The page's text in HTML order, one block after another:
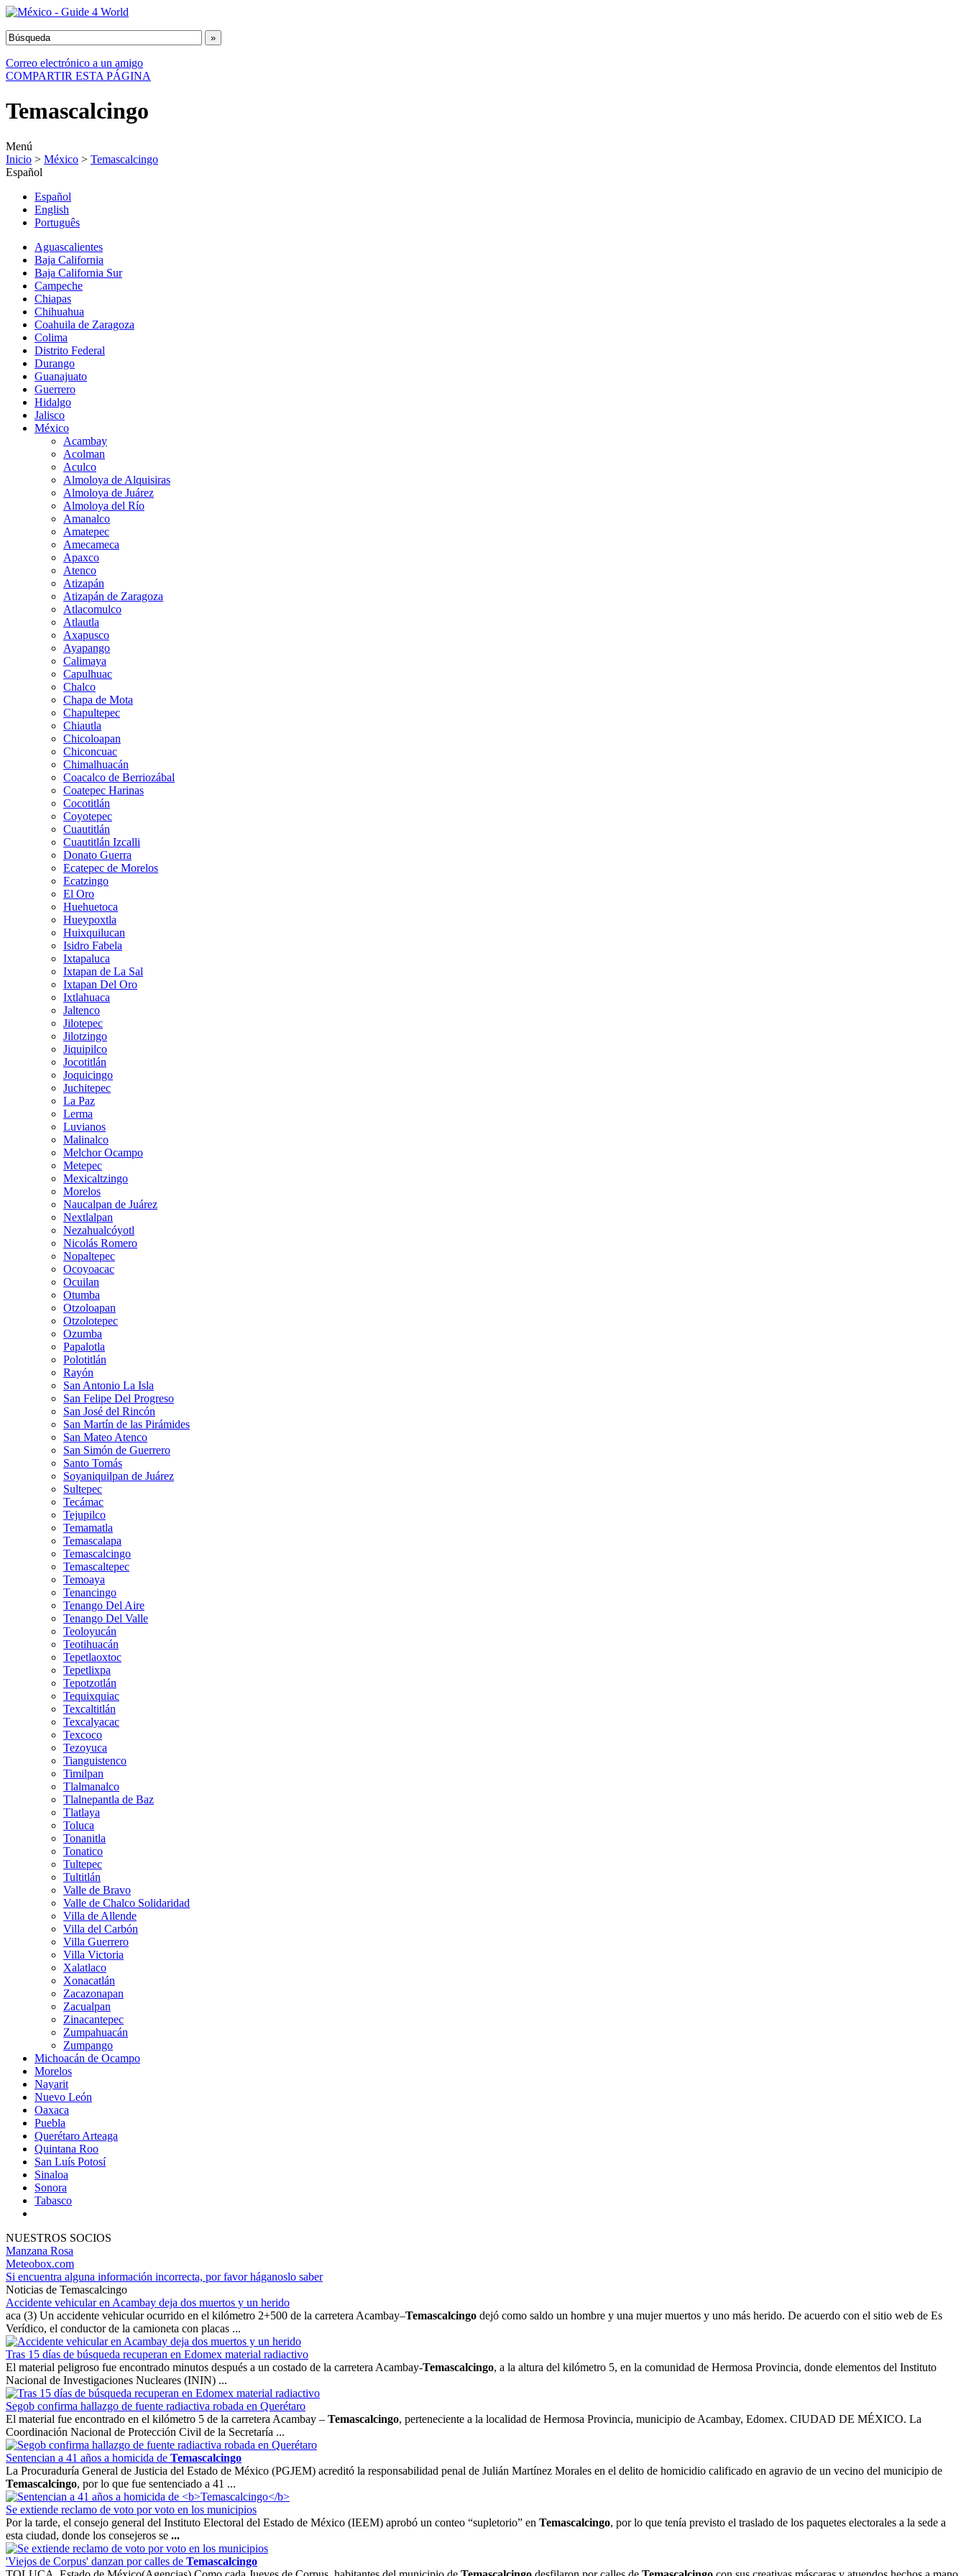
Correo electrónico a un amigo
COMPARTIR ESTA PÁGINA
Temascalcingo
Menú
Inicio > México > Temascalcingo
Español
Español
English
Português
Aguascalientes
Baja California
Baja California Sur
Campeche
Chiapas
Chihuahua
Coahuila de Zaragoza
Colima
Distrito Federal
Durango
Guanajuato
Guerrero
Hidalgo
Jalisco
México
Acambay
Acolman
Aculco
Almoloya de Alquisiras
Almoloya de Juárez
Almoloya del Río
Amanalco
Amatepec
Amecameca
Apaxco
Atenco
Atizapán
Atizapán de Zaragoza
Atlacomulco
Atlautla
Axapusco
Ayapango
Calimaya
Capulhuac
Chalco
Chapa de Mota
Chapultepec
Chiautla
Chicoloapan
Chiconcuac
Chimalhuacán
Coacalco de Berriozábal
Coatepec Harinas
Cocotitlán
Coyotepec
Cuautitlán
Cuautitlán Izcalli
Donato Guerra
Ecatepec de Morelos
Ecatzingo
El Oro
Huehuetoca
Hueypoxtla
Huixquilucan
Isidro Fabela
Ixtapaluca
Ixtapan de La Sal
Ixtapan Del Oro
Ixtlahuaca
Jaltenco
Jilotepec
Jilotzingo
Jiquipilco
Jocotitlán
Joquicingo
Juchitepec
La Paz
Lerma
Luvianos
Malinalco
Melchor Ocampo
Metepec
Mexicaltzingo
Morelos
Naucalpan de Juárez
Nextlalpan
Nezahualcóyotl
Nicolás Romero
Nopaltepec
Ocoyoacac
Ocuilan
Otumba
Otzoloapan
Otzolotepec
Ozumba
Papalotla
Polotitlán
Rayón
San Antonio La Isla
San Felipe Del Progreso
San José del Rincón
San Martín de las Pirámides
San Mateo Atenco
San Simón de Guerrero
Santo Tomás
Soyaniquilpan de Juárez
Sultepec
Tecámac
Tejupilco
Temamatla
Temascalapa
Temascalcingo
Temascaltepec
Temoaya
Tenancingo
Tenango Del Aire
Tenango Del Valle
Teoloyucán
Teotihuacán
Tepetlaoxtoc
Tepetlixpa
Tepotzotlán
Tequixquiac
Texcaltitlán
Texcalyacac
Texcoco
Tezoyuca
Tianguistenco
Timilpan
Tlalmanalco
Tlalnepantla de Baz
Tlatlaya
Toluca
Tonanitla
Tonatico
Tultepec
Tultitlán
Valle de Bravo
Valle de Chalco Solidaridad
Villa de Allende
Villa del Carbón
Villa Guerrero
Villa Victoria
Xalatlaco
Xonacatlán
Zacazonapan
Zacualpan
Zinacantepec
Zumpahuacán
Zumpango
Michoacán de Ocampo
Morelos
Nayarit
Nuevo León
Oaxaca
Puebla
Querétaro Arteaga
Quintana Roo
San Luís Potosí
Sinaloa
Sonora
Tabasco
NUESTROS SOCIOS
Manzana Rosa
Meteobox.com
Si encuentra alguna información incorrecta, por favor háganoslo saber
Noticias de Temascalcingo
Accidente vehicular en Acambay deja dos muertos y un herido
aca (3) Un accidente vehicular ocurrido en el kilómetro 2+500 de la carretera Acambay–Temascalcingo dejó como saldo un hombre y una mujer muertos y uno más herido. De acuerdo con el sitio web de Es
Verídico, el conductor de la camioneta con placas ...
Tras 15 días de búsqueda recuperan en Edomex material radiactivo
El material peligroso fue encontrado minutos después a un costado de la carretera Acambay-Temascalcingo, a la altura del kilómetro 5, en la comunidad de Hermosa Provincia, donde elementos del Instituto
Nacional de Investigaciones Nucleares (ININ) ...
Segob confirma hallazgo de fuente radiactiva robada en Querétaro
El material fue encontrado en el kilómetro 5 de la carretera Acambay – Temascalcingo, perteneciente a la localidad de Hermosa Provincia, municipio de Acambay, Edomex. CIUDAD DE MÉXICO. La
Coordinación Nacional de Protección Civil de la Secretaría ...
Sentencian a 41 años a homicida de Temascalcingo
La Procuraduría General de Justicia del Estado de México (PGJEM) acreditó la responsabilidad penal de Julián Martínez Morales en el delito de homicidio calificado en agravio de un vecino del municipio de
Temascalcingo, por lo que fue sentenciado a 41 ...
Se extiende reclamo de voto por voto en los municipios
Por la tarde, el consejo general del Instituto Electoral del Estado de México (IEEM) aprobó un conteo “supletorio” en Temascalcingo, por lo que tenía previsto el traslado de los paquetes electorales a la sede a
esta ciudad, donde los consejeros se ...
'Viejos de Corpus' danzan por calles de Temascalcingo